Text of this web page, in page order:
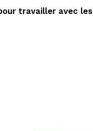
travailler avec les